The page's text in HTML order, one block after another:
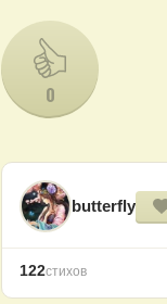
0
butterfly
122стихов